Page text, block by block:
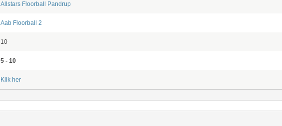
Allstars Floorball Pandrup
Aab Floorball 2
10
5 - 10
Klik her